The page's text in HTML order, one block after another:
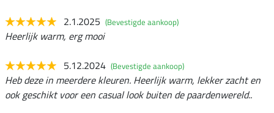
2.1.2025 (Bevestigde aankoop)
Heerlijk warm, erg mooi
5.12.2024 (Bevestigde aankoop)
Heb deze in meerdere kleuren. Heerlijk warm, lekker zacht en
ook geschikt voor een casual look buiten de paardenwereld..